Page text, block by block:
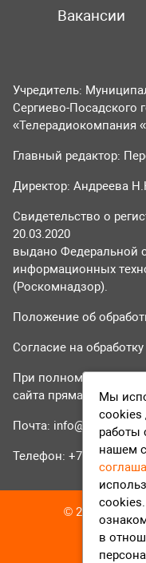
Вакансии
Учредитель:
Сергиево-Посадского
«Телерадиокомпания
Главный редактор:
Директор: Андреева
Свидетельство о
20.03.2020
выдано Федеральной
информационных
(Роскомнадзор).
Положение об
Согласие на
При полном или
сайта прямая
Почта: info@tvr24.tv
Телефон: +7 (496) 551-
© 2016-2023
Мы
cookies
работы
нашем
в